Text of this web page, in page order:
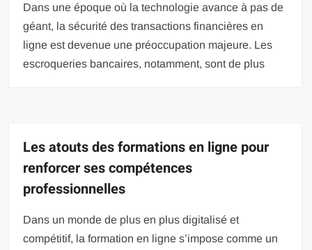
Dans une époque où la technologie avance à pas de
géant, la sécurité des transactions financières en
ligne est devenue une préoccupation majeure. Les
escroqueries bancaires, notamment, sont de plus
Les atouts des formations en ligne pour
renforcer ses compétences
professionnelles
Dans un monde de plus en plus digitalisé et
compétitif, la formation en ligne s’impose comme un